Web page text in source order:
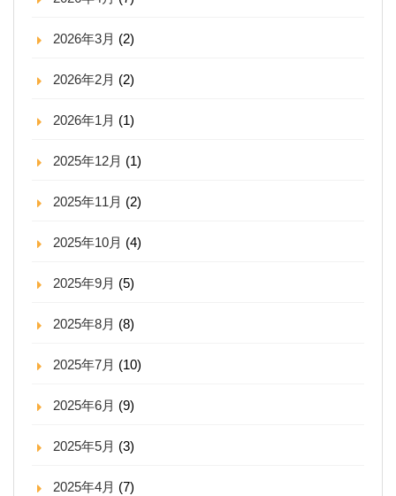
2026年3月 (2)
2026年2月 (2)
2026年1月 (1)
2025年12月 (1)
2025年11月 (2)
2025年10月 (4)
2025年9月 (5)
2025年8月 (8)
2025年7月 (10)
2025年6月 (9)
2025年5月 (3)
2025年4月 (7)